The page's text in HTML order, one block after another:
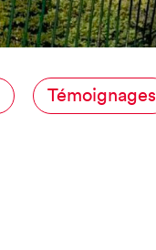
Témoignages